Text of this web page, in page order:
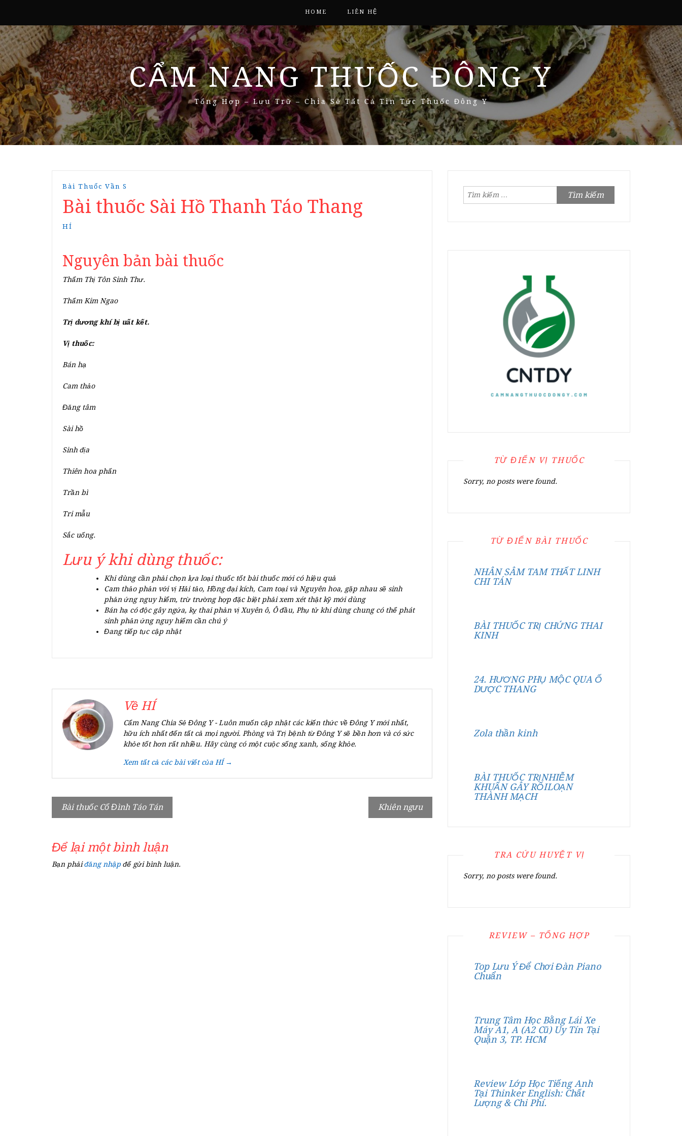
HOME LIÊN HỆ
CẨM NANG THUỐC ĐÔNG Y
Tổng Hợp – Lưu Trữ – Chia Sẻ Tất Cả Tin Tức Thuốc Đông Y
Bài Thuốc Vần S
Bài thuốc Sài Hồ Thanh Táo Thang
HÍ
Nguyên bản bài thuốc
Thẩm Thị Tôn Sinh Thư.
Thẩm Kim Ngao
Trị dương khí bị uất kết.
Vị thuốc:
Bán hạ
Cam thảo
Đăng tâm
Sài hồ
Sinh địa
Thiên hoa phấn
Trần bì
Tri mẫu
Sắc uống.
Lưu ý khi dùng thuốc:
Khi dùng cần phải chọn lựa loại thuốc tốt bài thuốc mới có hiệu quả
Cam thảo phản với vị Hải tảo, Hồng đại kích, Cam toại và Nguyên hoa, gặp nhau sẽ sinh
phản ứng nguy hiểm, trừ trường hợp đặc biệt phải xem xét thật kỹ mới dùng
Bán hạ có độc gây ngứa, kỵ thai phản vị Xuyên ô, Ô đầu, Phụ tử khi dùng chung có thể phát
sinh phản ứng nguy hiểm cần chú ý
Đang tiếp tục cập nhật
Về HÍ
Cẩm Nang Chia Sẻ Đông Y - Luôn muốn cập nhật các kiến thức về Đông Y mới nhất,
hữu ích nhất đến tất cả mọi người. Phòng và Trị bệnh từ Đông Y sẽ bền hơn và có sức
khỏe tốt hơn rất nhiều. Hãy cùng có một cuộc sống xanh, sống khỏe.
Xem tất cả các bài viết của HÍ →
Điều
hướng
bài
viết
Bài thuốc Cổ Đình Táo Tán Khiên ngưu
Để lại một bình luận
Bạn phảiđăng nhập để gửi bình luận.
Tìm
TỪ ĐIỂN VỊ THUỐC
Sorry, no posts were found.
TỪ ĐIỂN BÀI THUỐC
NHÂN SÂM TAM THẤT LINH
CHI TÁN
BÀI THUỐC TRỊ CHỨNG THAI
KINH
24. HƯƠNG PHỤ MỘC QUA Ố
DƯỢC THANG
Zola thần kinh
BÀI THUỐC TRỊNHIỄM
KHUẨN GÂY RỐILOẠN
THÀNH MẠCH
TRA CỨU HUYỆT VỊ
Sorry, no posts were found.
REVIEW – TỔNG HỢP
Top Lưu Ý Để Chơi Đàn Piano
Chuẩn
Trung Tâm Học Bằng Lái Xe
Máy A1, A (A2 Cũ) Uy Tín Tại
Quận 3, TP. HCM
Review Lớp Học Tiếng Anh
Tại Thinker English: Chất
Lượng & Chi Phí.